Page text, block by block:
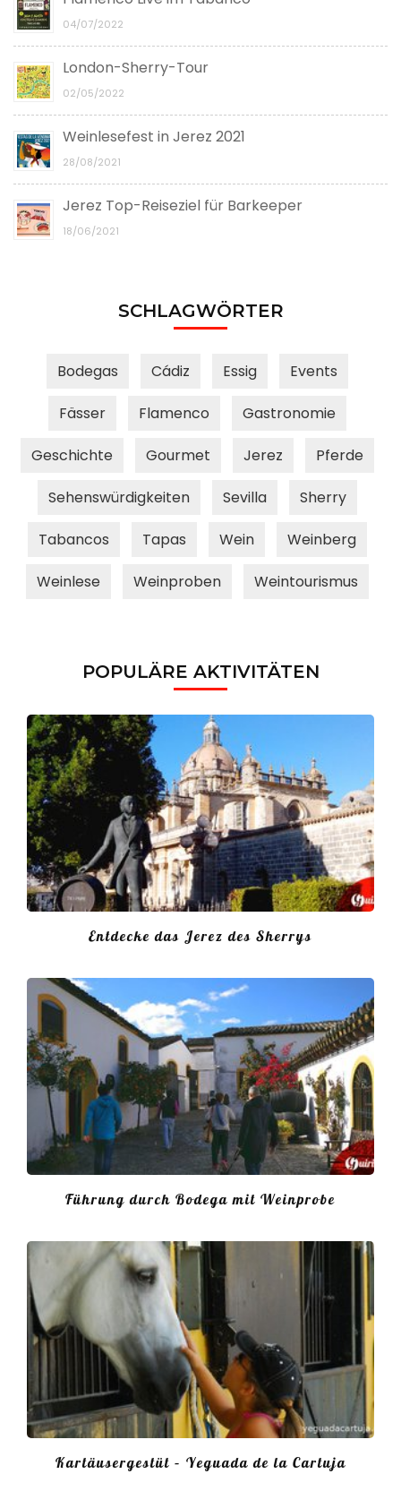
04/07/2022
London-Sherry-Tour
02/05/2022
Weinlesefest in Jerez 2021
28/08/2021
Jerez Top-Reiseziel für Barkeeper
18/06/2021
SCHLAGWÖRTER
Bodegas Cádiz Essig Events
Fässer Flamenco Gastronomie
Geschichte Gourmet Jerez Pferde
Sehenswürdigkeiten Sevilla Sherry
Tabancos Tapas Wein Weinberg
Weinlese Weinproben Weintourismus
POPULÄRE AKTIVITÄTEN
Entdecke das Jerez des Sherrys
Führung durch Bodega mit Weinprobe
Kartäusergestüt – Yeguada de la Cartuja